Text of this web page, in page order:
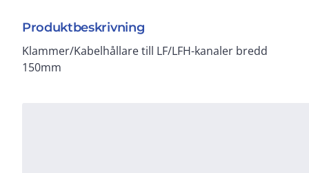
Produktbeskrivning
Klammer/Kabelhållare till LF/LFH-kanaler bredd
150mm